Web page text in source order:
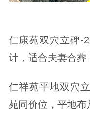
仁康苑双穴立碑-
计，适合夫妻合葬
仁祥苑平地双穴
苑同价位，平地布